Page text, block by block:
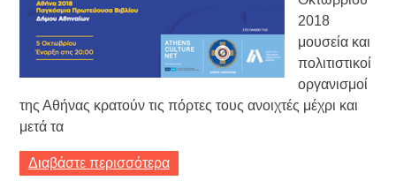
2018
μουσεία και
πολιτιστικοί
οργανισμοί
της Αθήνας κρατούν τις πόρτες τους ανοιχτές μέχρι και
μετά τα
Διαβάστε περισσότερα